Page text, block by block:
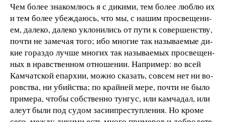
Чембо­лее зна­ком­люсь я с ди­ки­ми, тем бо­лее люб­лю их
и тем бо­лее убеж­да­юсь, что мы, с на­шим про­све­ще­ни­
ем, да­ле­ко, да­ле­ко ук­ло­ни­лись от пу­ти к со­вер­шен­ст­ву,
поч­ти не за­ме­чая то­го; ибо мно­гие так на­зы­ва­е­мые ди­
кие го­раз­до луч­ше мно­гих так на­зы­ва­е­мых про­све­щен­
ных в нрав­ст­вен­ном от­но­ше­нии. На­при­мер: во всей
Кам­чат­ской епар­хии, мож­но ска­зать, сов­сем нет ни во­
ров­ст­ва, ни убий­ст­ва; по край­ней ме­ре, поч­ти не бы­ло
при­ме­ра, что­бы соб­ст­вен­но тун­гус, или кам­ча­дал, или
але­ут бы­ли под су­дом засиипре­ступ­ле­ния. Но кро­ме